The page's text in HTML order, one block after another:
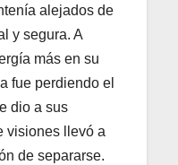
alejados de
y segura. A
más en su
fue perdiendo el
dio a sus
visiones llevó a
de separarse.